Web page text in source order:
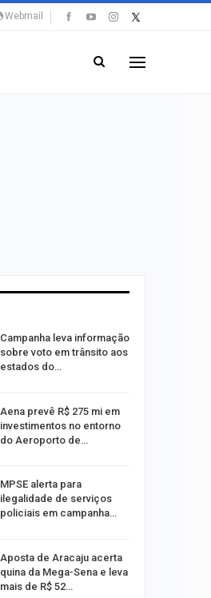
Webmail
Campanha leva informação
sobre voto em trânsito aos
estados do…
Aena prevê R$ 275 mi em
investimentos no entorno
do Aeroporto de…
MPSE alerta para
ilegalidade de serviços
policiais em campanha…
Aposta de Aracaju acerta
quina da Mega-Sena e leva
mais de R$ 52…